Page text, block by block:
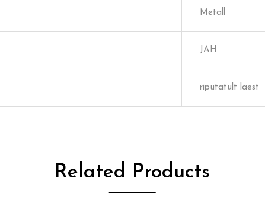
Metall
JAH
riputatult laest
Related Products